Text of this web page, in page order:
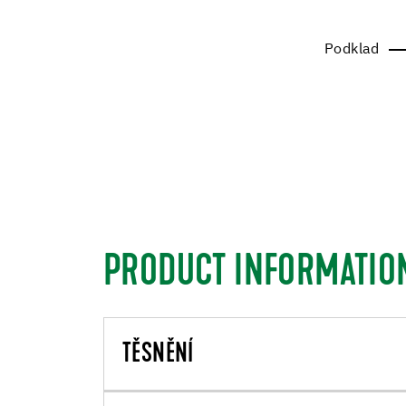
Podklad
PRODUCT
TĚSNĚNÍ